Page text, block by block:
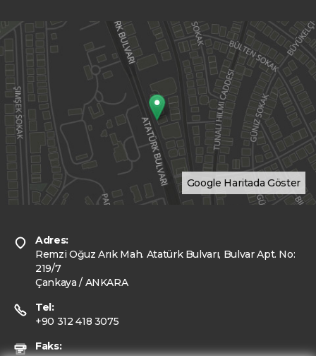
Google Haritada Göster
Adres:
Remzi Oğuz Arık Mah. Atatürk Bulvarı, Bulvar Apt. No:
219/7
Çankaya / ANKARA
Tel:
+90 312 418 3075
Faks: